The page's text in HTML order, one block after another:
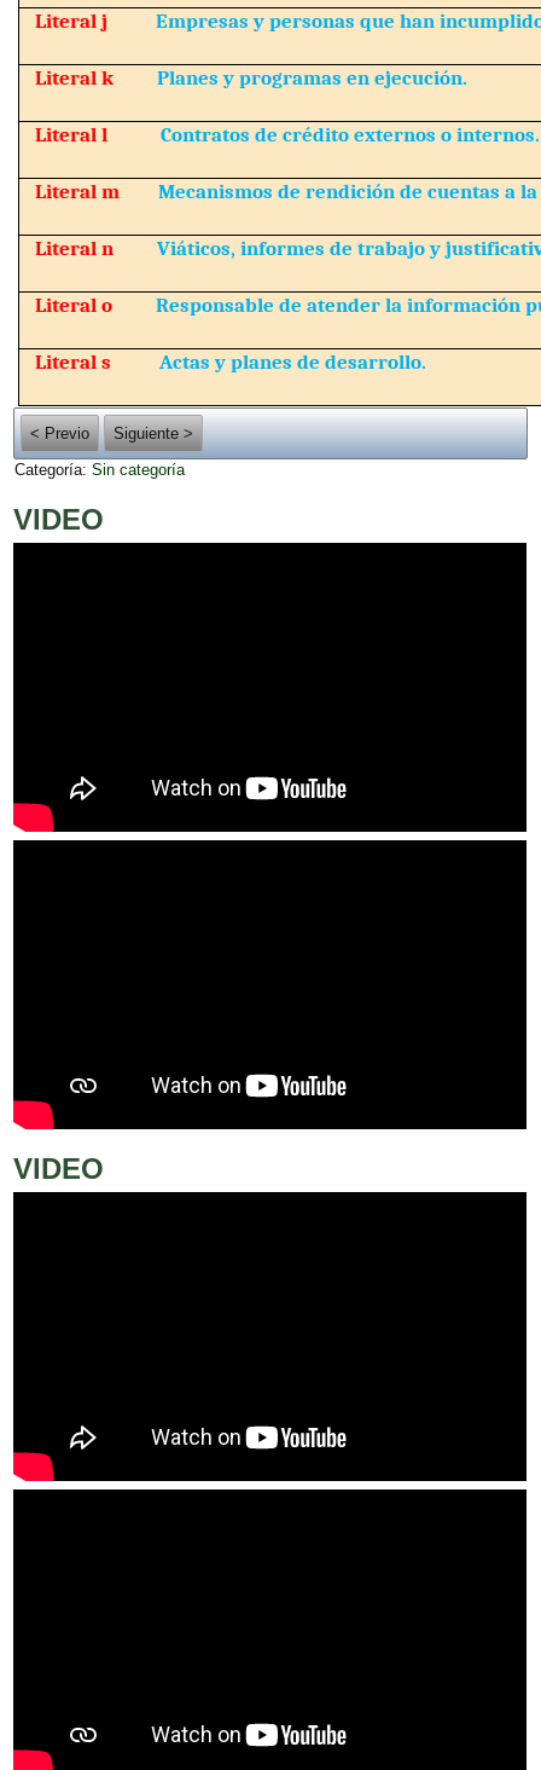
Literal j Empresas y personas que han
Literal k Planes y programas en ejecución.
Literal l Contratos de crédito externos o internos.
Literal m Mecanismos de rendición de cuentas a
Literal n Viáticos, informes de trabajo y
Literal o Responsable de atender la información
Literal s Actas y planes de desarrollo.
< Previo
Siguiente >
Categoría:Sin categoría
VIDEO
VIDEO